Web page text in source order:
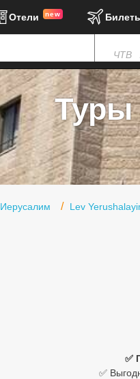
Отели new
ЧТВ
Туры
Иерусалим Lev
✅
✅